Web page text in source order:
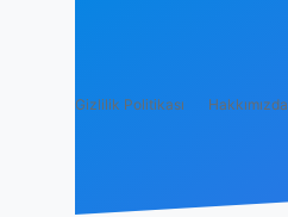
Gizlilik Politikası Hakkımızda